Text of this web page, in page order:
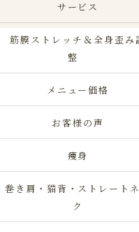
サービス
筋膜ストレッチ＆全身歪み
整
メニュー価格
お客様の声
痩身
巻き肩・猫背・ストレート
ク